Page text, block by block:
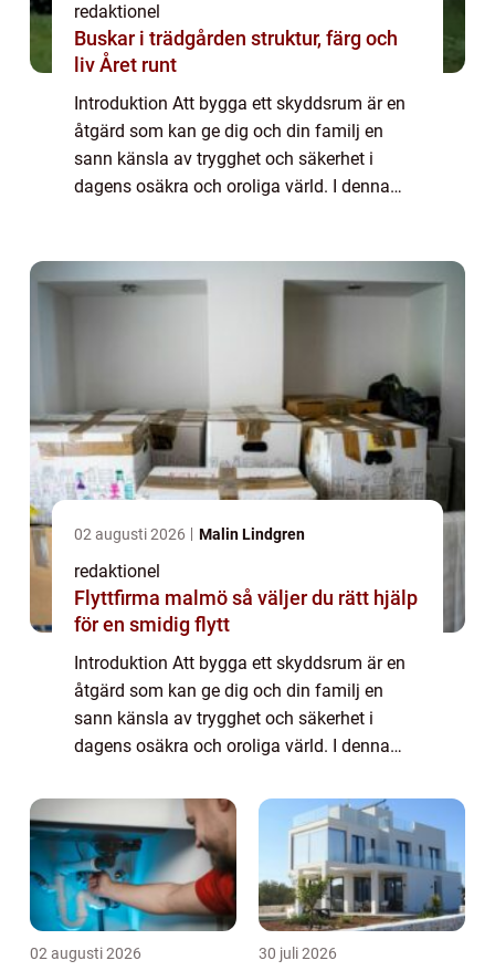
redaktionel
Buskar i trädgården struktur, färg och
liv Året runt
Introduktion Att bygga ett skyddsrum är en
åtgärd som kan ge dig och din familj en
sann känsla av trygghet och säkerhet i
dagens osäkra och oroliga värld. I denna
02 augusti 2026 Malin Lindgren
redaktionel
Flyttfirma malmö så väljer du rätt hjälp
för en smidig flytt
Introduktion Att bygga ett skyddsrum är en
åtgärd som kan ge dig och din familj en
sann känsla av trygghet och säkerhet i
dagens osäkra och oroliga värld. I denna
översikt av vad ett skyddsrum är och hur du
ka...
02 augusti 2026 30 juli 2026